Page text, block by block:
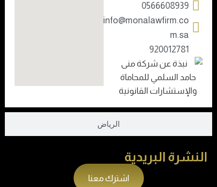
الرياض
0566608939
info@monalawfirm.co
m.sa
920012781
النشرة البريدية
اشترك معنا